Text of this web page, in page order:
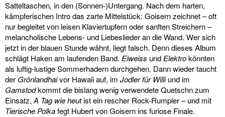
Satteltaschen, in den (Sonnen-)Untergang. Nach dem harten,
kämpferischen Intro das zarte Mittelstück: Goisern zeichnet – oft
nur begleitet von leisen Klaviertupfern oder sanften Streichern –
melancholische Lebens- und Liebeslieder an die Wand. Wer sich
jetzt in der blauen Stunde wähnt, liegt falsch. Denn dieses Album
schlägt Haken am laufenden Band. Eiweiss undElektrokönnten
als luftig-lustige Sommerhadern durchgehen. Dann wieder taucht
der Grönlandhaivor Hawaii auf, im Jodler für Williund im
Gamstodkommt die bislang wenig verwendete Quetschn zum
Einsatz,A Tag wie heutist ein rescher Rock-Rumpler – und mit
Tierische Polkafegt Hubert von Goisern ins furiose Finale.